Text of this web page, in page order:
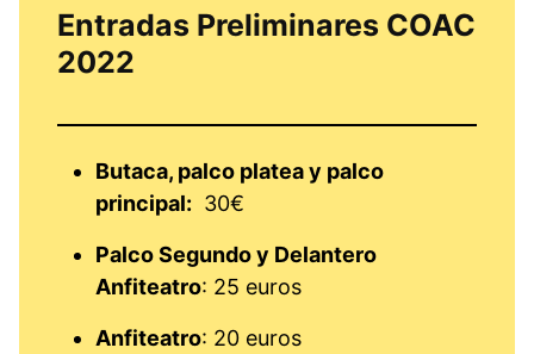
Entradas Preliminares COAC
2022
Butaca, palco platea y palco
principal: 30€
Palco Segundo y Delantero
Anfiteatro: 25 euros
Anfiteatro: 20 euros